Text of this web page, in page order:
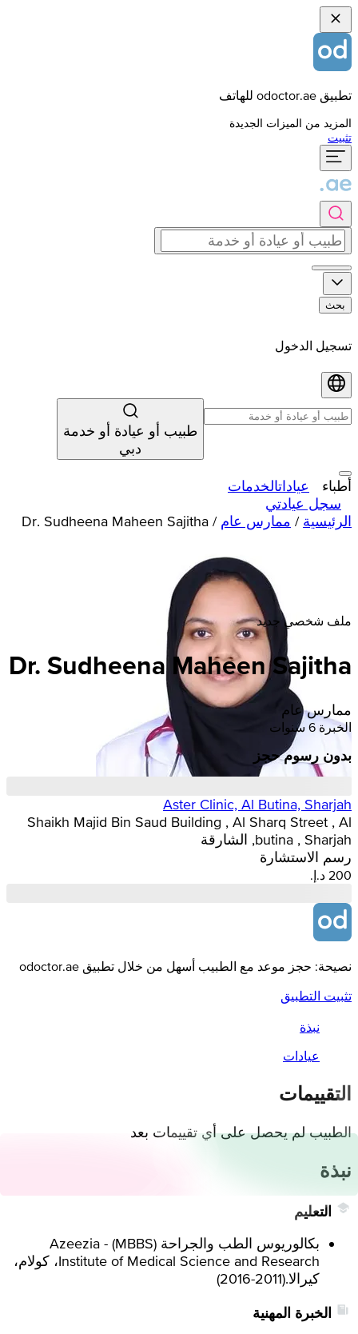
تطبيق odoctor.ae للهاتف
المزيد من الميزات الجديدة
تثبيت
بحث
تسجيل الدخول
طبيب أو عيادة أو خدمة
دبي
أطباء عياداتالخدمات
سجل عيادتي
الرئيسية / ممارس عام /
Dr. Sudheena Maheen Sajitha
ملف شخصي جديد
Dr. Sudheena Maheen Sajitha
ممارس عام
الخبرة 6 سنوات
بدون رسوم حجز
Aster Clinic, Al Butina, Sharjah
Shaikh Majid Bin Saud Building , Al Sharq Street , Al
butina , Sharjah, الشارقة
رسم الاستشارة
نصيحة: حجز موعد مع الطبيب أسهل من خلال تطبيق odoctor.ae
تثبيت التطبيق
نبذة
عيادات
التقييمات
الطبيب لم يحصل على أي تقييمات بعد
نبذة
التعليم
بكالوريوس الطب والجراحة (MBBS) - Azeezia
Institute of Medical Science and Research، كولام،
كيرالا.(
2011-2016
)
الخبرة المهنية